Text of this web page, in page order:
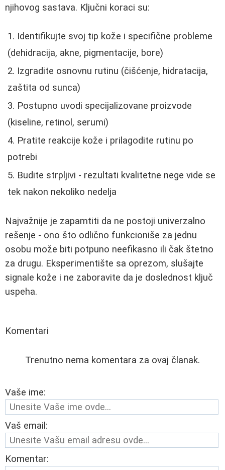
njihovog sastava. Ključni koraci su:
Identifikujte svoj tip kože i specifične probleme
(dehidracija, akne, pigmentacije, bore)
Izgradite osnovnu rutinu (čišćenje, hidratacija,
zaštita od sunca)
Postupno uvodi specijalizovane proizvode
(kiseline, retinol, serumi)
Pratite reakcije kože i prilagodite rutinu po
potrebi
Budite strpljivi - rezultati kvalitetne nege vide se
tek nakon nekoliko nedelja
Najvažnije je zapamtiti da ne postoji univerzalno
rešenje - ono što odlično funkcioniše za jednu
osobu može biti potpuno neefikasno ili čak štetno
za drugu. Eksperimentište sa oprezom, slušajte
signale kože i ne zaboravite da je doslednost ključ
uspeha.
Komentari
Trenutno nema komentara za ovaj članak.
Vaše ime:
Vaš email:
Komentar: